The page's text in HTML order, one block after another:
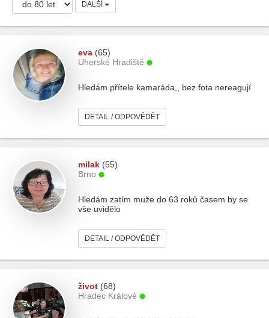
DALŠÍ
eva (65)
Uherské Hradiště
Hledám přítele kamaráda,, bez fota nereagují
DETAIL / ODPOVĚDĚT
milak (55)
Brno
Hledám zatím muže do 63 roků časem by se
vše uvidělo
DETAIL / ODPOVĚDĚT
život (68)
Hradec Králové